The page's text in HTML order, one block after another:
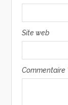
Site web
Commentaire